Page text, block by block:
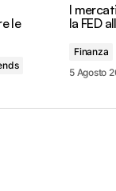
le
I
la FED
Finanza
5 Agosto